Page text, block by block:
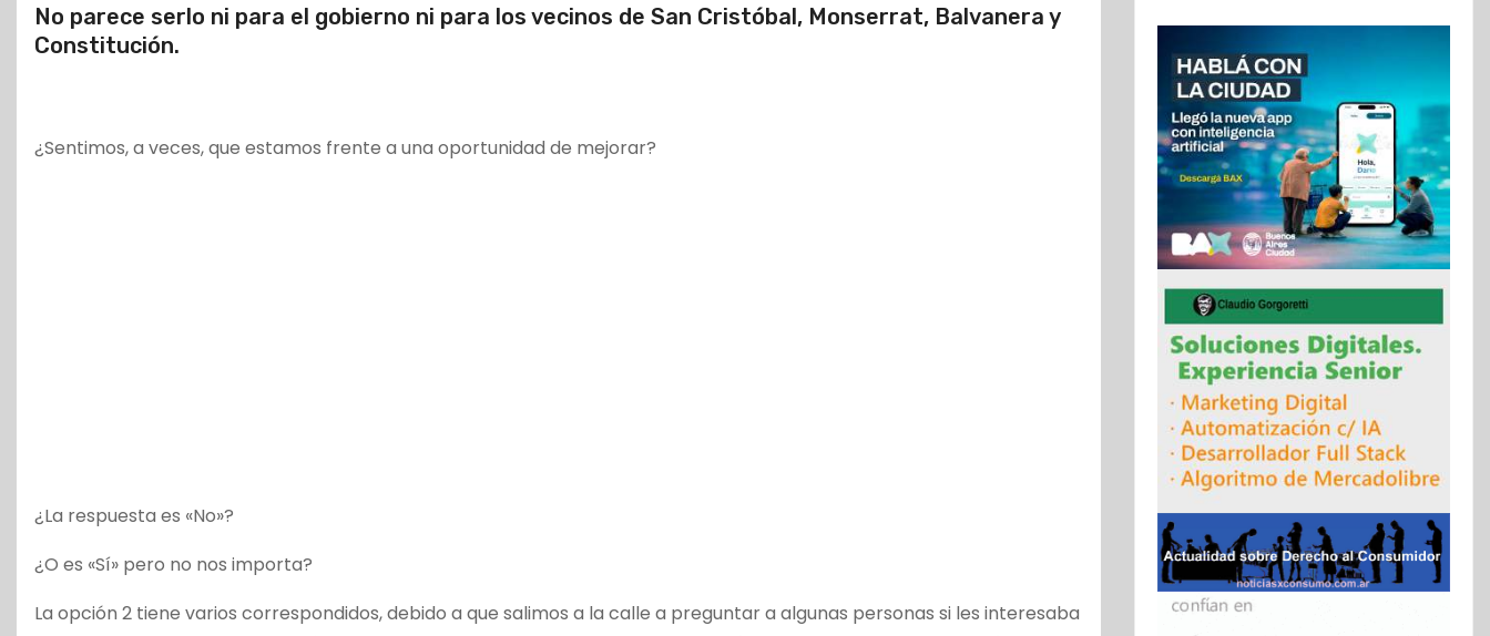
No parece serlo ni para el gobierno ni para los vecinos de San Cristóbal, Monserrat, Balvanera y
Constitución.
¿Sentimos, a veces, que estamos frente a una oportunidad de mejorar?
¿La respuesta es «No»?
¿O es «Sí» pero no nos importa?
La opción 2 tiene varios correspondidos, debido a que salimos a la calle a preguntar a algunas personas si les interesaba